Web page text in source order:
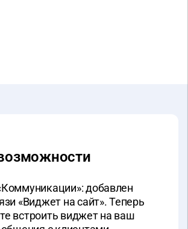
добавлен
«Виджет на сайт». Теперь
встроить виджет на ваш